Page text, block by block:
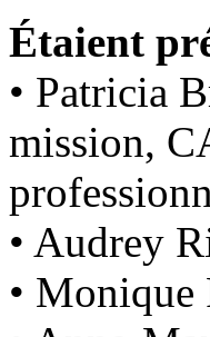
Étaient
• Patricia
mission,
• Audrey
• Monique